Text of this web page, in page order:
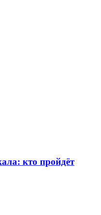
кто пройдёт